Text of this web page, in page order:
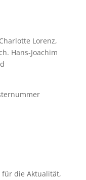
Lorenz,
Hans-Joachim
die Aktualität,